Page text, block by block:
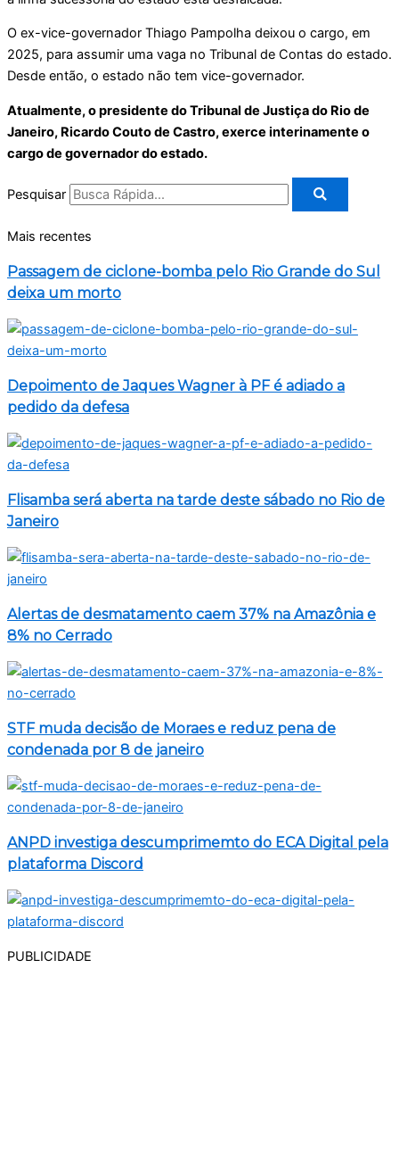
O ex-vice-governador Thiago Pampolha deixou o cargo, em
2025, para assumir uma vaga no Tribunal de Contas do estado.
Desde então, o estado não tem vice-governador.
Atualmente, o presidente do Tribunal de Justiça do Rio de
Janeiro, Ricardo Couto de Castro, exerce interinamente o
cargo de governador do estado.
Pesquisar
Mais recentes
Passagem de ciclone-bomba pelo Rio Grande do Sul
deixa um morto
Depoimento de Jaques Wagner à PF é adiado a
pedido da defesa
Flisamba será aberta na tarde deste sábado no Rio de
Janeiro
Alertas de desmatamento caem 37% na Amazônia e
8% no Cerrado
STF muda decisão de Moraes e reduz pena de
condenada por 8 de janeiro
ANPD investiga descumprimemto do ECA Digital pela
plataforma Discord
PUBLICIDADE